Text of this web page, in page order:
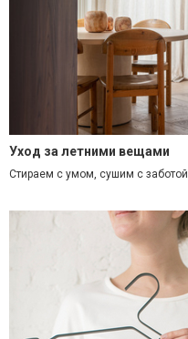
Уход за летними вещами
Стираем с умом, сушим с заботой